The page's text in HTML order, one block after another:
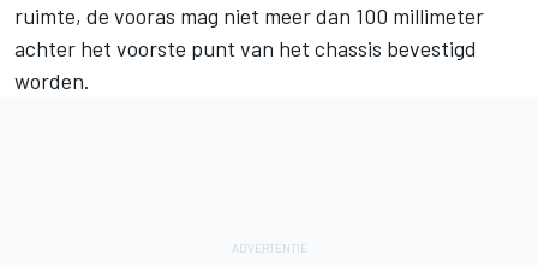
ruimte, de vooras mag niet meer dan 100 millimeter
achter het voorste punt van het chassis bevestigd
worden.